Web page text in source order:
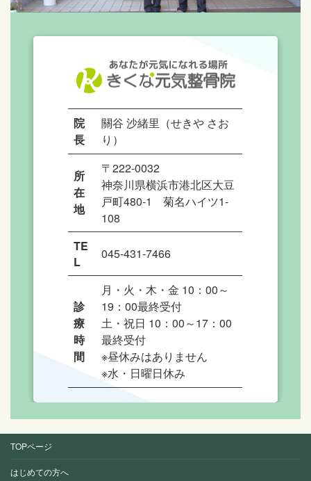
院
長
關谷 沙緒里（せきや さお
り）
所
在
地
〒222-0032
神奈川県横浜市港北区大豆
戸町480-1 菊名ハイツ1-
108
TE
L
045-431-7466
診
療
時
間
月・火・木・金 10：00～
19：00最終受付
土・祝日 10：00～17：00
最終受付
※昼休みはありません
※水・日曜日休み
TOPページ
はじめての方へ